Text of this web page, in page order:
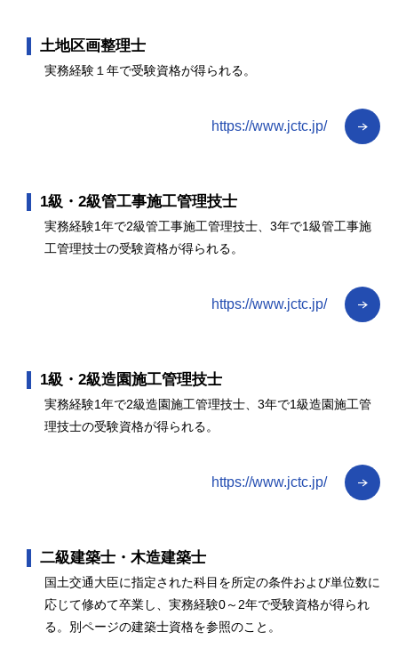
土地区画整理士
実務経験１年で受験資格が得られる。
https://www.jctc.jp/
1級・2級管工事施工管理技士
実務経験1年で2級管工事施工管理技士、3年で1級管工事施
工管理技士の受験資格が得られる。
https://www.jctc.jp/
1級・2級造園施工管理技士
実務経験1年で2級造園施工管理技士、3年で1級造園施工管
理技士の受験資格が得られる。
https://www.jctc.jp/
二級建築士・木造建築士
国土交通大臣に指定された科目を所定の条件および単位数に
応じて修めて卒業し、実務経験0～2年で受験資格が得られ
る。別ページの建築士資格を参照のこと。